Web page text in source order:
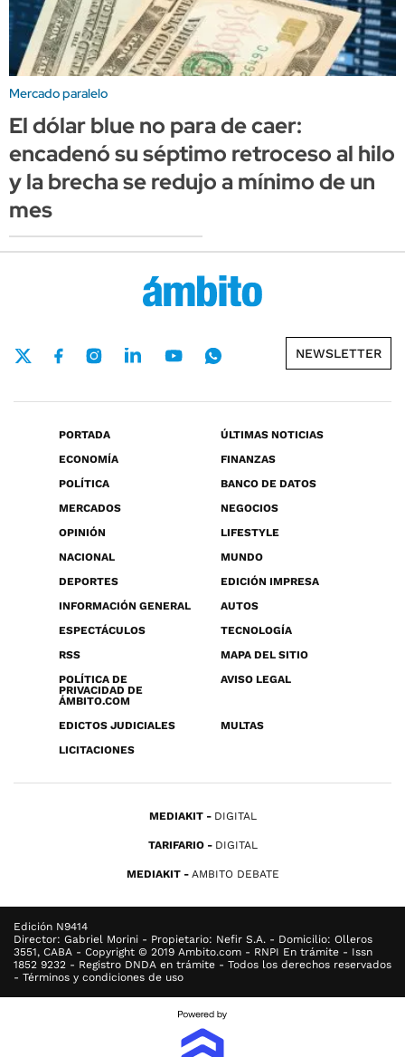
Mercado paralelo
El dólar blue no para de caer:
encadenó su séptimo retroceso al hilo
y la brecha se redujo a mínimo de un
mes
NEWSLETTER
PORTADA
ÚLTIMAS NOTICIAS
ECONOMÍA
FINANZAS
POLÍTICA
BANCO DE DATOS
MERCADOS
NEGOCIOS
OPINIÓN
LIFESTYLE
NACIONAL
MUNDO
DEPORTES
EDICIÓN IMPRESA
INFORMACIÓN GENERAL
AUTOS
ESPECTÁCULOS
TECNOLOGÍA
RSS
MAPA DEL SITIO
POLÍTICA DE
PRIVACIDAD DE
ÁMBITO.COM
AVISO LEGAL
EDICTOS JUDICIALES
MULTAS
LICITACIONES
MEDIAKIT DIGITAL
TARIFARIO DIGITAL
MEDIAKIT AMBITO DEBATE
Edición N9414
Director: Gabriel Morini - Propietario: Nefir S.A. - Domicilio: Olleros
3551, CABA - Copyright © 2019 Ambito.com - RNPI En trámite - Issn
1852 9232 - Registro DNDA en trámite - Todos los derechos reservados
- Términos y condiciones de uso